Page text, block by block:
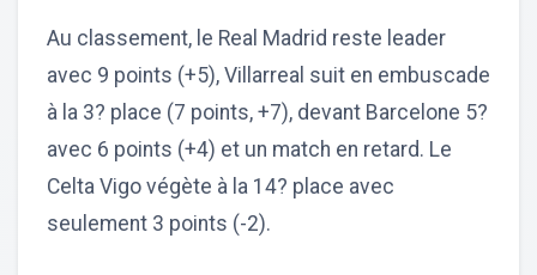
Au classement, le Real Madrid reste leader
avec 9 points (+5), Villarreal suit en embuscade
à la 3? place (7 points, +7), devant Barcelone 5?
avec 6 points (+4) et un match en retard. Le
Celta Vigo végète à la 14? place avec
seulement 3 points (-2).